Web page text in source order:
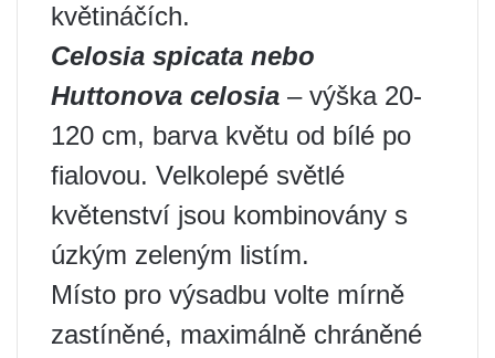
květináčích.
Celosia spicata nebo
Huttonova celosia – výška 20-
120 cm, barva květu od bílé po
fialovou. Velkolepé světlé
květenství jsou kombinovány s
úzkým zeleným listím.
Místo pro výsadbu volte mírně
zastíněné, maximálně chráněné